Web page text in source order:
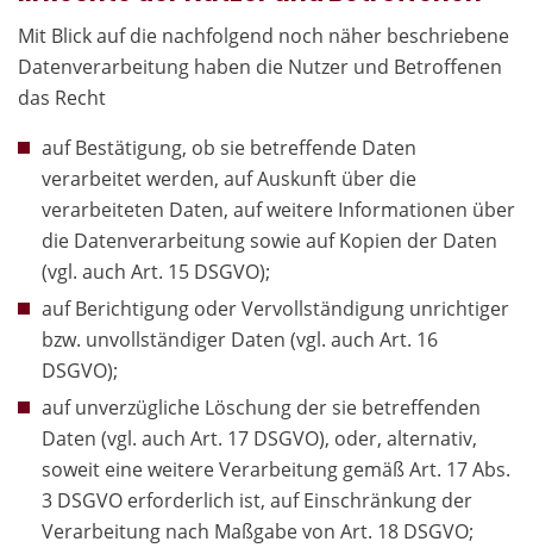
Mit Blick auf die nachfolgend noch näher beschriebene
Datenverarbeitung haben die Nutzer und Betroffenen
das Recht
auf Bestätigung, ob sie betreffende Daten
verarbeitet werden, auf Auskunft über die
verarbeiteten Daten, auf weitere Informationen über
die Datenverarbeitung sowie auf Kopien der Daten
(vgl. auch Art. 15 DSGVO);
auf Berichtigung oder Vervollständigung unrichtiger
bzw. unvollständiger Daten (vgl. auch Art. 16
DSGVO);
auf unverzügliche Löschung der sie betreffenden
Daten (vgl. auch Art. 17 DSGVO), oder, alternativ,
soweit eine weitere Verarbeitung gemäß Art. 17 Abs.
3 DSGVO erforderlich ist, auf Einschränkung der
Verarbeitung nach Maßgabe von Art. 18 DSGVO;